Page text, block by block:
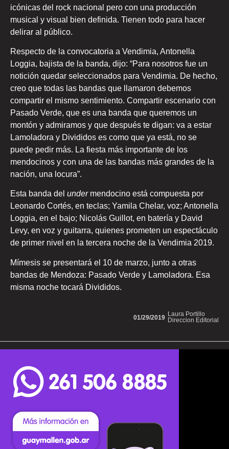
icónicas del rock nacional pero con una producción
musical y visual bien definida. Tienen todo para hacer
delirar al público.
Respecto de la convocatoria a Vendimia, Antonella
Loggia, bajista de la banda, dijo: “Para nosotros fue un
notición quedar seleccionados para Vendimia. De hecho,
creo que todas las bandas que llamaron debemos
compartir el mismo sentimiento. Compartir escenario con
Pasado Verde, que es una banda que queremos un
montón y admiramos y que después te digan: va a estar
Lamoladora y Divididos es como que ya está, no se
puede pedir más. La fiesta más importante de los
mendocinos y con una de las bandas más grandes de la
nación, una locura”.
Esta banda del undermendocino está compuesta por
Leonardo Cortés, en teclas; Yamila Chelar, voz; Antonella
Loggia, en el bajo; Nicolás Guillot, en batería y David
Levy, en voz y guitarra, quienes prometen un espectáculo
de primer nivel en la tercera noche de la Vendimia 2019.
Mímesis se presentará el 10 de marzo, junto a otras
bandas de Mendoza: Pasado Verde y Lamoladora. Esa
misma noche tocará Divididos.
Laura Portillo
Direccion Editorial
01/29/2019